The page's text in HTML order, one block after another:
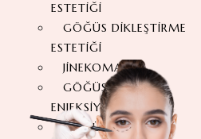
ESTETIĞI
GÖĞÜS DIKLEŞTIRME
ESTETIĞI
JINEKOMASTI
GÖĞÜS YAĞ
ENJEKSIYONU
GÖĞÜS BAŞI